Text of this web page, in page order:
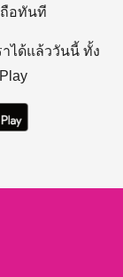
อทันที
ได้แล้ววันนี้ ทั้ง